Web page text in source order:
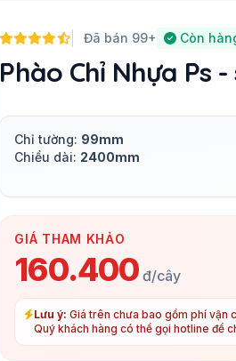
Đã bán 99+ Còn
Phào Chỉ Nhựa Ps -
Chỉ tường: 99mm
Chiều dài: 2400mm
GIÁ THAM KHẢO
160.400 đ/cây
Lưu ý: Giá trên chưa bao gồm phí vận
Quý khách hàng có thể gọi hotline để